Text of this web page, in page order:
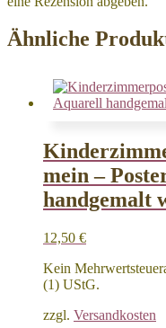
Ähnliche
mein –
handgemalt
12,50 €
Kein
(1) UStG.
zzgl. Versandkosten